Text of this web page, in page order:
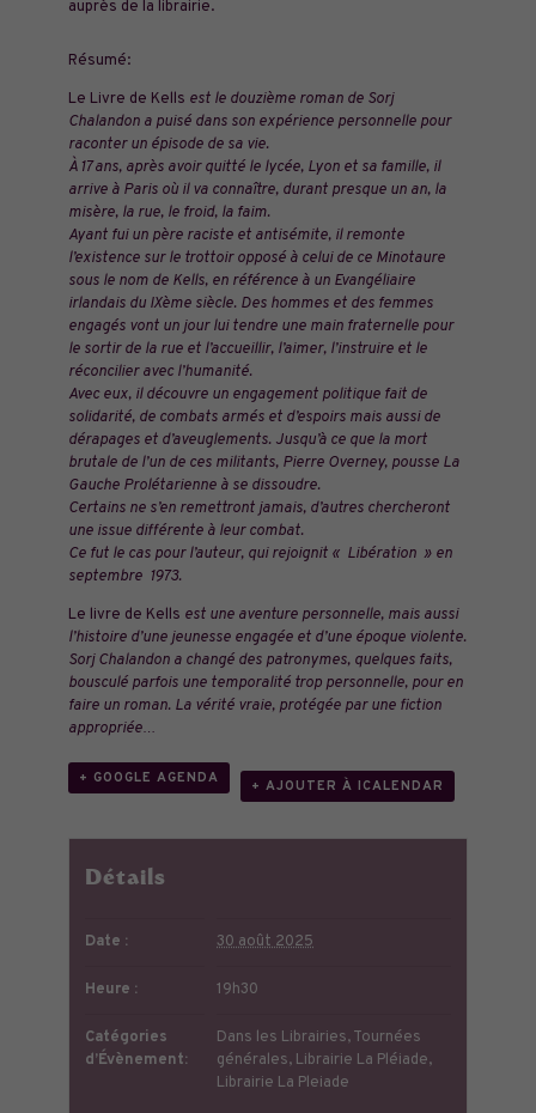
auprès de la librairie.
Résumé:
Le Livre de Kells est le douzième roman de Sorj
Chalandon a puisé dans son expérience personnelle pour
raconter un épisode de sa vie.
À 17 ans, après avoir quitté le lycée, Lyon et sa famille, il
arrive à Paris où il va connaître, durant presque un an, la
misère, la rue, le froid, la faim.
Ayant fui un père raciste et antisémite, il remonte
l’existence sur le trottoir opposé à celui de ce Minotaure
sous le nom de Kells, en référence à un Evangéliaire
irlandais du IXème siècle. Des hommes et des femmes
engagés vont un jour lui tendre une main fraternelle pour
le sortir de la rue et l’accueillir, l’aimer, l’instruire et le
réconcilier avec l’humanité.
Avec eux, il découvre un engagement politique fait de
solidarité, de combats armés et d’espoirs mais aussi de
dérapages et d’aveuglements. Jusqu’à ce que la mort
brutale de l’un de ces militants, Pierre Overney, pousse La
Gauche Prolétarienne à se dissoudre.
Certains ne s’en remettront jamais, d’autres chercheront
une issue différente à leur combat.
Ce fut le cas pour l’auteur, qui rejoignit « Libération » en
septembre 1973.
Le livre de Kells est une aventure personnelle, mais aussi
l’histoire d’une jeunesse engagée et d’une époque violente.
Sorj Chalandon a changé des patronymes, quelques faits,
bousculé parfois une temporalité trop personnelle, pour en
faire un roman. La vérité vraie, protégée par une fiction
appropriée…
+ GOOGLE AGENDA
+ AJOUTER À ICALENDAR
Détails
Date : 30 août 2025
Heure : 19h30
Catégories
d’Évènement:
Dans les Librairies,Tournées
générales, Librairie La Pléiade,
Librairie La Pleiade